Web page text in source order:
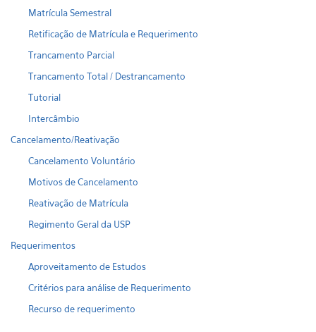
Matrícula Semestral
Retificação de Matrícula e Requerimento
Trancamento Parcial
Trancamento Total / Destrancamento
Tutorial
Intercâmbio
Cancelamento/Reativação
Cancelamento Voluntário
Motivos de Cancelamento
Reativação de Matrícula
Regimento Geral da USP
Requerimentos
Aproveitamento de Estudos
Critérios para análise de Requerimento
Recurso de requerimento